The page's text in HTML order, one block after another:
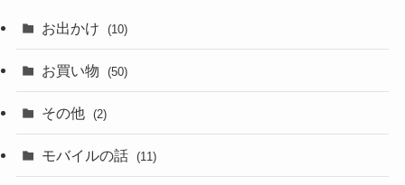
お出かけ (10)
お買い物 (50)
その他 (2)
モバイルの話 (11)